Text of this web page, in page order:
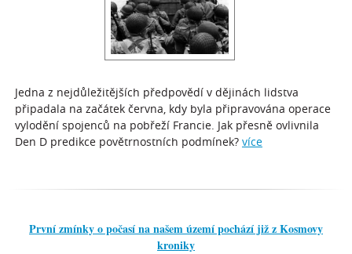
Jedna z nejdůležitějších předpovědí v dějinách lidstva
připadala na začátek června, kdy byla připravována operace
vylodění spojenců na pobřeží Francie. Jak přesně ovlivnila
Den D predikce povětrnostních podmínek? více
První zmínky o počasí na našem území pochází již z Kosmovy
kroniky